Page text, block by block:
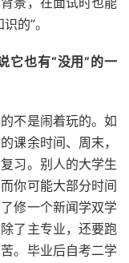
的”。
它也有“没用”的一
不是闹着玩的。如
课余时间、周末，
习。别人的大学生
你可能大部分时间
修一个新闻学双学
了主专业，还要跑
。毕业后自考二学